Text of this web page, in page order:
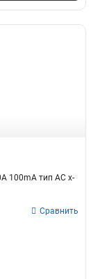
100mA тип AC х-
Сравнить